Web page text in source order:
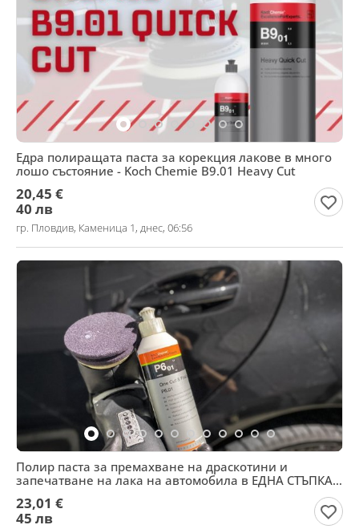
Едра полиращата паста за корекция лакове в много
лошо състояние - Koch Chemie B9.01 Heavy Cut
20,45 €
40 лв
гр. Пловдив, Каменица 1, днес, 06:56
Полир паста за премахване на драскотини и
запечатване на лака на автомобила в ЕДНА СТЪПКА
23,01 €
45 лв